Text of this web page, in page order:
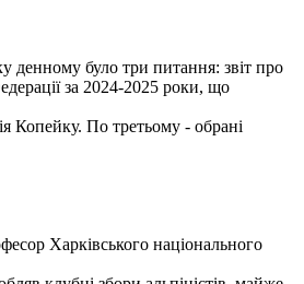
денному було три питання: звіт про
за 2024-2025 роки, що
Копейку. По третьому - обрані
Харківського національного